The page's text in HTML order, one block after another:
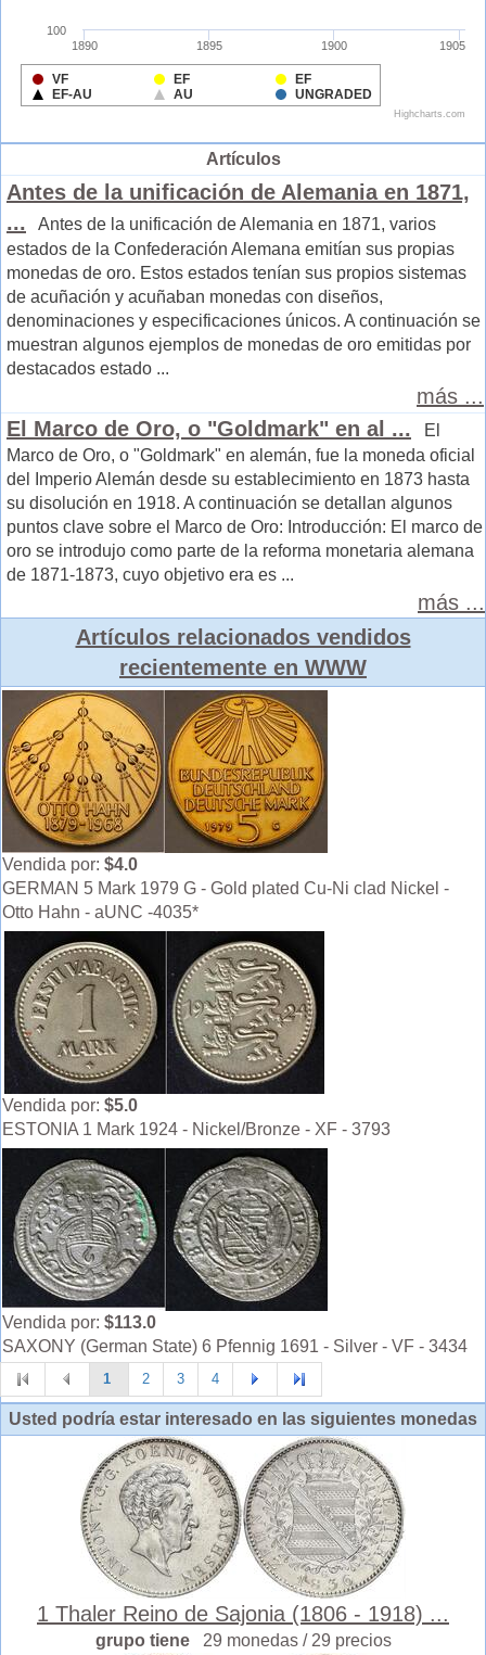
Artículos
Antes de la unificación de Alemania en 1871,
... Antes de la unificación de Alemania en 1871, varios
estados de la Confederación Alemana emitían sus propias
monedas de oro. Estos estados tenían sus propios sistemas
de acuñación y acuñaban monedas con diseños,
denominaciones y especificaciones únicos. A continuación se
muestran algunos ejemplos de monedas de oro emitidas por
destacados estado ...
más ...
El Marco de Oro, o "Goldmark" en al ... El
Marco de Oro, o "Goldmark" en alemán, fue la moneda oficial
del Imperio Alemán desde su establecimiento en 1873 hasta
su disolución en 1918. A continuación se detallan algunos
puntos clave sobre el Marco de Oro: Introducción: El marco de
oro se introdujo como parte de la reforma monetaria alemana
de 1871-1873, cuyo objetivo era es ...
más ...
Artículos relacionados vendidos
recientemente en WWW
Vendida por: $4.0
GERMAN 5 Mark 1979 G - Gold plated Cu-Ni clad Nickel -
Otto Hahn - aUNC -4035*
Vendida por: $5.0
ESTONIA 1 Mark 1924 - Nickel/Bronze - XF - 3793
Vendida por: $113.0
SAXONY (German State) 6 Pfennig 1691 - Silver - VF - 3434
1 2 3 4
Usted podría estar interesado en las siguientes monedas
1 Thaler Reino de Sajonia (1806 - 1918) ...
grupo tiene 29 monedas / 29 precios